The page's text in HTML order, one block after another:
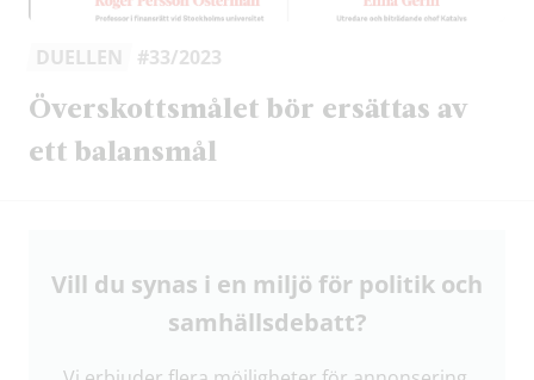
DUELLEN #33/2023
Överskottsmålet bör ersättas av
ett balansmål
Vill du synas i en miljö för politik och
samhälls­debatt?